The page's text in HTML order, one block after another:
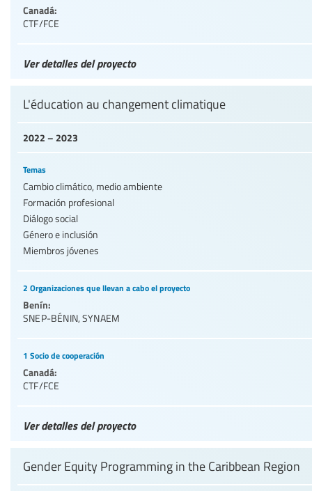
Canadá:
CTF/FCE
Ver detalles del proyecto
2022 – 2023
L'éducation au changement climatique
Temas
Cambio climático, medio ambiente
Formación profesional
Diálogo social
Género e inclusión
Miembros jóvenes
2 Organizaciones que llevan a cabo el proyecto
Benín:
SNEP-BÉNIN, SYNAEM
1 Socio de cooperación
Canadá:
CTF/FCE
Ver detalles del proyecto
Gender Equity Programming in the Caribbean Region